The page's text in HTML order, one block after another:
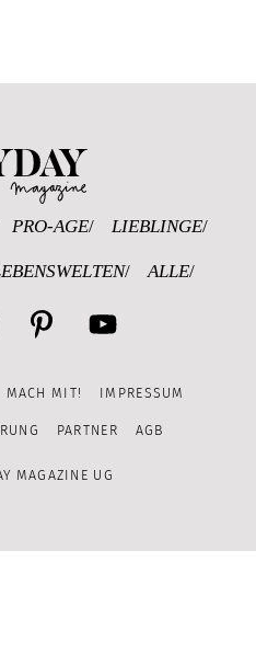
PRO-AGE LIEBLINGE
ALLE
Channel
MACH MIT! IMPRESSUM
PARTNER AGB
MAGAZINE UG